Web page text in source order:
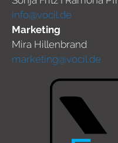
info@vocil.de
Marketing
Mira Hillenbrand
marketing@vocil.de